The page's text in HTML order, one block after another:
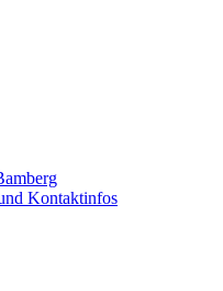
Kontaktinfos